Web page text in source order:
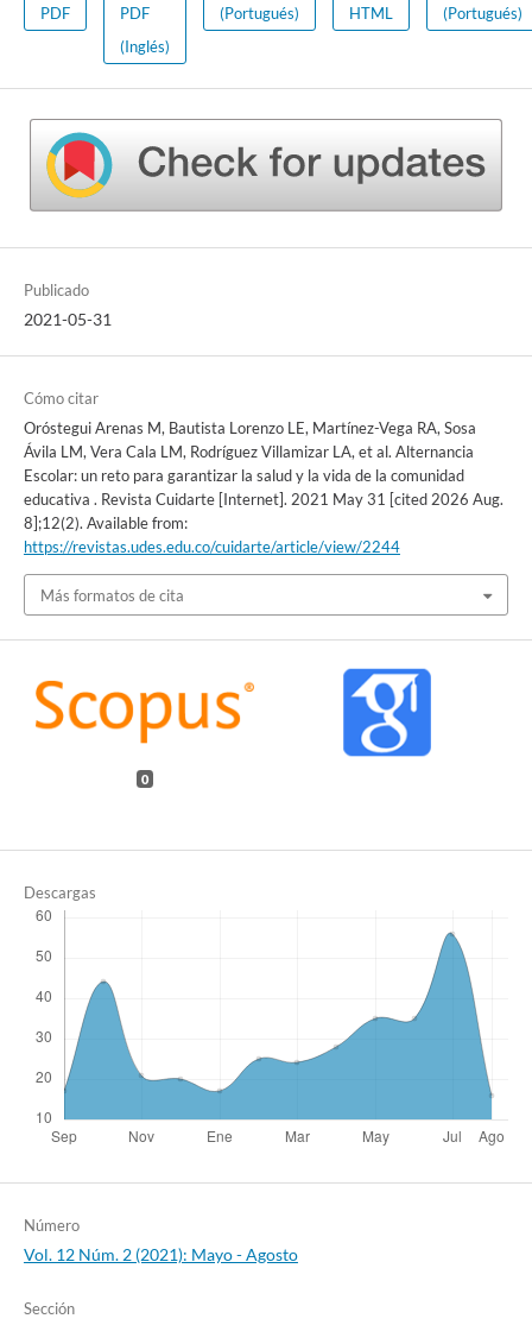
PDF
PDF
(Inglés)
(Portugués)
HTML
(Portugués)
Publicado
2021-05-31
Cómo citar
Oróstegui Arenas M, Bautista Lorenzo LE, Martínez-Vega RA, Sosa
Ávila LM, Vera Cala LM, Rodríguez Villamizar LA, et al. Alternancia
Escolar: un reto para garantizar la salud y la vida de la comunidad
educativa . Revista Cuidarte [Internet]. 2021 May 31 [cited 2026 Aug.
8];12(2). Available from:
https://revistas.udes.edu.co/cuidarte/article/view/2244
Más formatos de cita
0
Descargas
Número
Vol. 12 Núm. 2 (2021): Mayo - Agosto
Sección